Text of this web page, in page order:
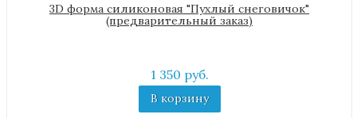
3D форма силиконовая "Пухлый снеговичок"
(предварительный заказ)
1 350 руб.
В корзину